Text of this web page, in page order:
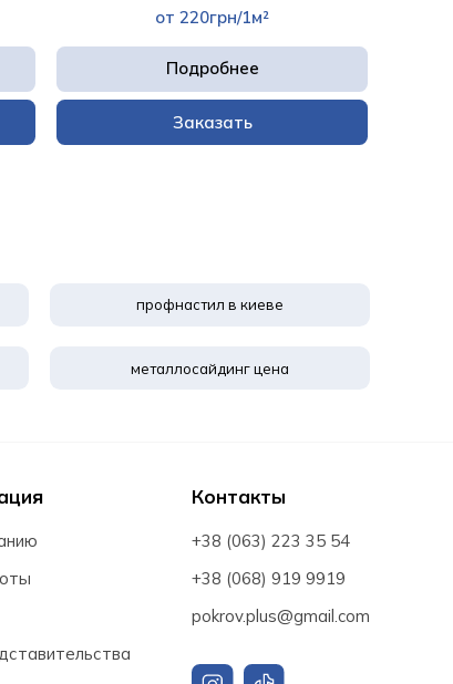
от 220грн/1м²
Подробнее
Заказать
профнастил в киеве
металлосайдинг цена
Контакты
+38 (063) 223 35 54
+38 (068) 919 9919
pokrov.plus@gmail.com